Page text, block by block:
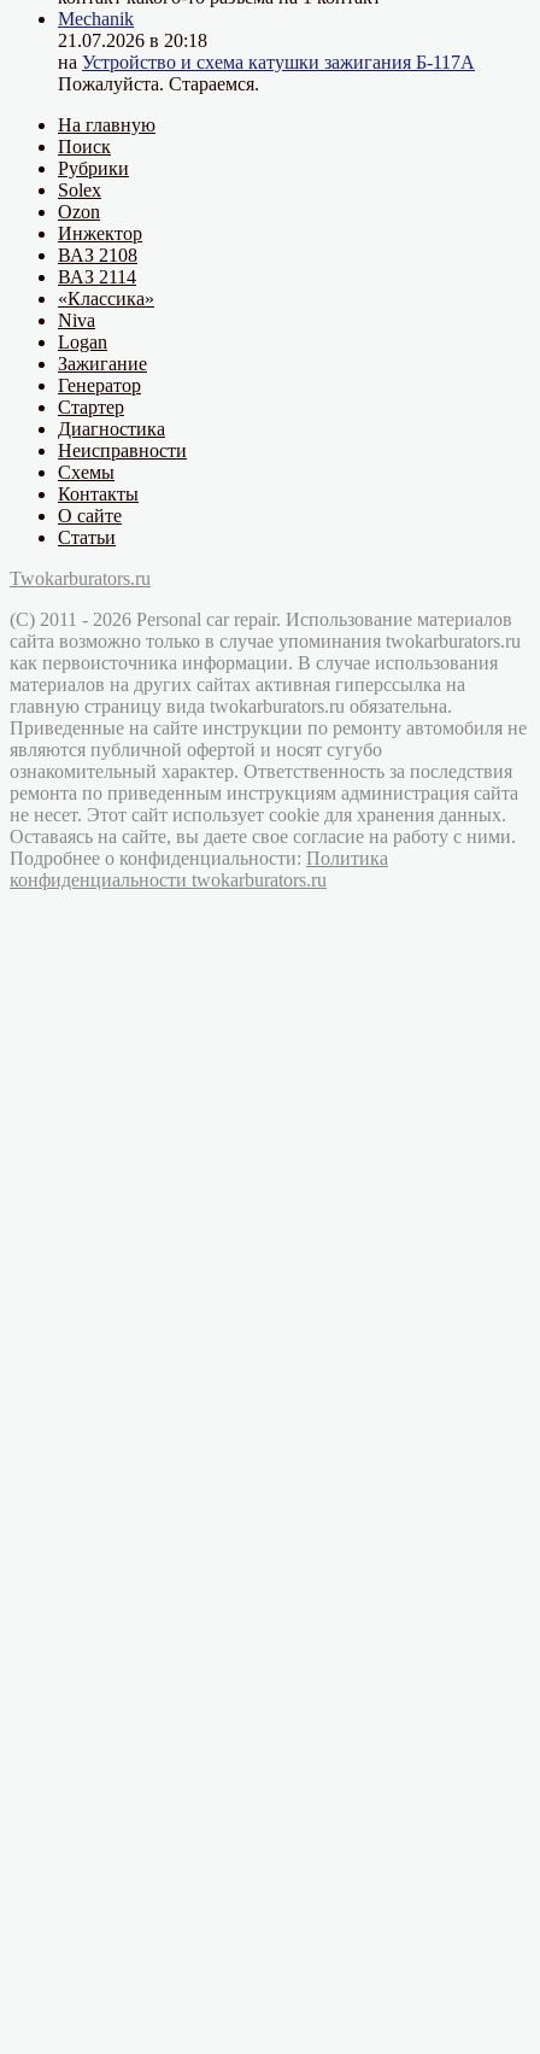
Mechanik
21.07.2026 в 20:18
на Устройство и схема катушки зажигания Б-117А
Пожалуйста. Стараемся.
На главную
Поиск
Рубрики
Solex
Ozon
Инжектор
ВАЗ 2108
ВАЗ 2114
«Классика»
Niva
Logan
Зажигание
Генератор
Стартер
Диагностика
Неисправности
Схемы
Контакты
О сайте
Статьи
Twokarburators.ru
(C) 2011 - 2026 Personal car repair. Использование материалов
сайта возможно только в случае упоминания twokarburators.ru
как первоисточника информации. В случае использования
материалов на других сайтах активная гиперссылка на
главную страницу вида twokarburators.ru обязательна.
Приведенные на сайте инструкции по ремонту автомобиля не
являются публичной офертой и носят сугубо
ознакомительный характер. Ответственность за последствия
ремонта по приведенным инструкциям администрация сайта
не несет. Этот сайт использует cookie для хранения данных.
Оставаясь на сайте, вы даете свое согласие на работу с ними.
Подробнее о конфиденциальности: Политика
конфиденциальности twokarburators.ru